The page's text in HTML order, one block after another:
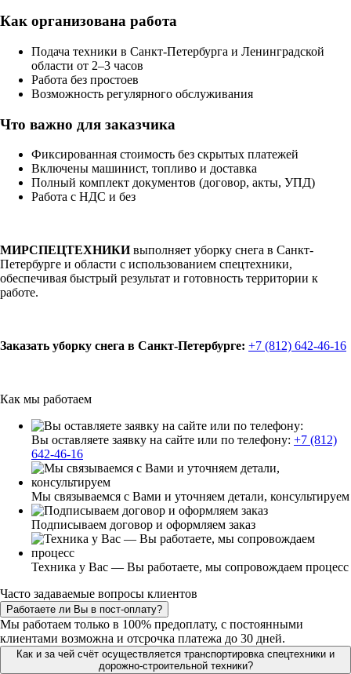
Как организована работа
Подача техники в Санкт-Петербурга и Ленинградской
области от 2–3 часов
Работа без простоев
Возможность регулярного обслуживания
Что важно для заказчика
Фиксированная стоимость без скрытых платежей
Включены машинист, топливо и доставка
Полный комплект документов (договор, акты, УПД)
Работа с НДС и без
МИРСПЕЦТЕХНИКИвыполняет уборку снега в Санкт-
Петербурге и области с использованием спецтехники,
обеспечивая быстрый результат и готовность территории к
работе.
Заказать уборку снега в Санкт-Петербурге: +7 (812) 642-46-16
Как мы работаем
Вы оставляете заявку на сайте или по телефону: +7 (812)
642-46-16
Мы связываемся с Вами и уточняем детали, консультируем
Подписываем договор и оформляем заказ
Техника у Вас — Вы работаете, мы сопровождаем процесс
Часто задаваемые вопросы клиентов
Работаете ли Вы в пост-оплату?
Мы работаем только в 100% предоплату, с постоянными
клиентами возможна и отсрочка платежа до 30 дней.
Как и за чей счёт осуществляется транспортировка спецтехники и
дорожно-строительной техники?